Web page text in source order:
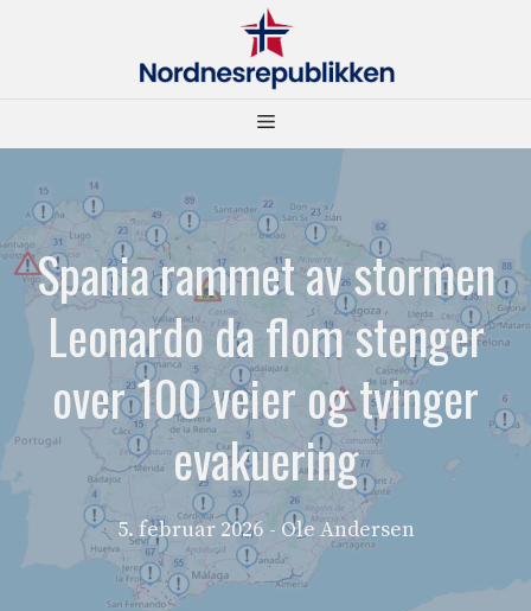
Meny
Spania rammet av stormen
Leonardo da flom stenger
over 100 veier og tvinger
evakuering
5. februar 2026 - Ole Andersen